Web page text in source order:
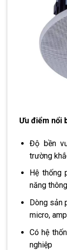
Ưu điểm nổi
Độ bền
trường
Hệ thống
năng
Dòng sản
micro,
Có hệ
nghiệp